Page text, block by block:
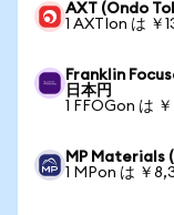
AXT (Ondo
1 AXTIon は ￥
Franklin
日本円
1 FFOGon は
MP Materials
1 MPon は ￥